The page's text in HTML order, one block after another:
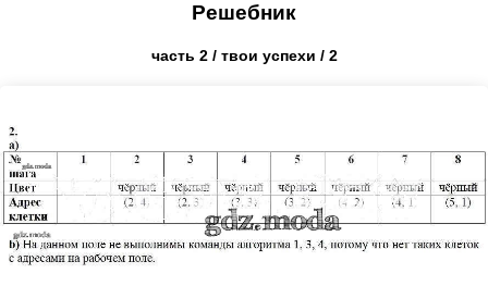
Решебник
часть 2 / твои успехи / 2